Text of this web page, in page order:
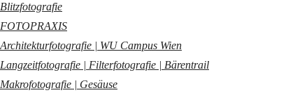
Blitzfotografie
FOTOPRAXIS
Architekturfotografie | WU Campus Wien
Langzeitfotografie | Filterfotografie | Bärentrail
Makrofotografie | Gesäuse